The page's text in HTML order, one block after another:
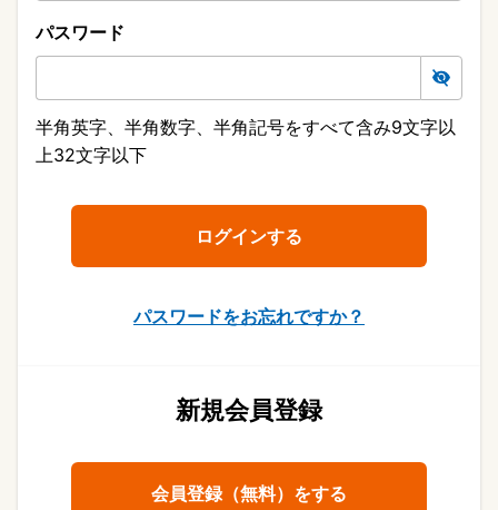
パスワード
半角英字、半角数字、半角記号をすべて含み9文字以
上32文字以下
パスワードをお忘れですか？
新規会員登録
会員登録（無料）をする